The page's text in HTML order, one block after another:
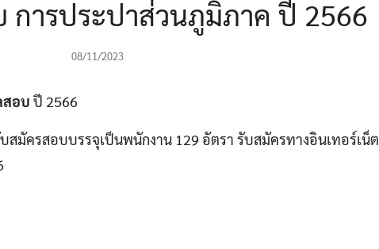
การประปาส่วนภูมิภาค ปี 2566
08/11/2023
สอบ ปี 2566
มัครสอบบรรจุเป็นพนักงาน 129 อัตรา รับสมัครทางอินเทอร์เน็ต